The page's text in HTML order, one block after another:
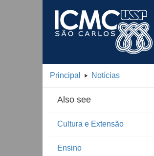
Principal Notícias
Also see
Cultura e Extensão
Ensino